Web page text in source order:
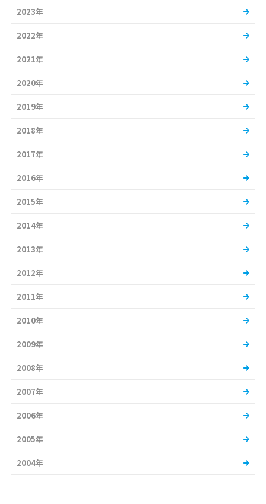
2023年
2022年
2021年
2020年
2019年
2018年
2017年
2016年
2015年
2014年
2013年
2012年
2011年
2010年
2009年
2008年
2007年
2006年
2005年
2004年